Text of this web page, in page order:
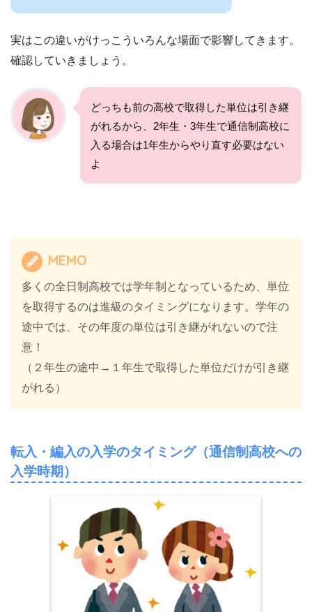
実はこの違いがけっこういろんな場面で影響してきます。
確認していきましょう。
どっちも前の高校で取得した単位は引き継
がれるから、2年生・3年生で通信制高校に
入る場合は1年生からやり直す必要はない
よ
MEMO
多くの全日制高校では学年制となっているため、単位
を取得するのは進級のタイミングになります。学年の
途中では、その年度の単位は引き継がれないので注
意！
（２年生の途中→１年生で取得した単位だけが引き継
がれる）
転入・編入の入学のタイミング（通信制高校への
入学時期）